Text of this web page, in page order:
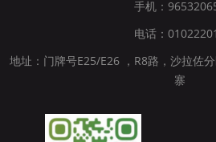
手机：
电话：
地址：门牌号E25/E26 ，R8路，沙拉佐
寨